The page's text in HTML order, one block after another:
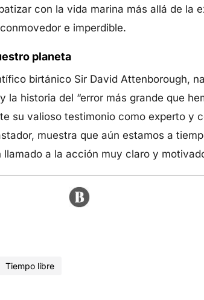
con la vida marina más allá de la
e imperdible.
planeta
birtánico Sir David Attenborough,
historia del “error más grande que
su valioso testimonio como experto y
muestra que aún estamos a
a la acción muy claro y
Tiempo libre